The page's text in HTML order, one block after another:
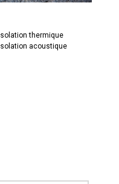
Isolation thermique
Isolation acoustique